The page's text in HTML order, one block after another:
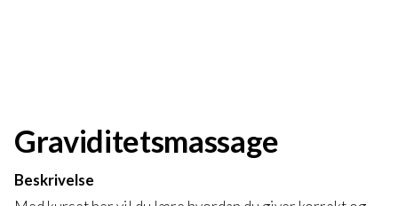
Graviditetsmassage
Beskrivelse